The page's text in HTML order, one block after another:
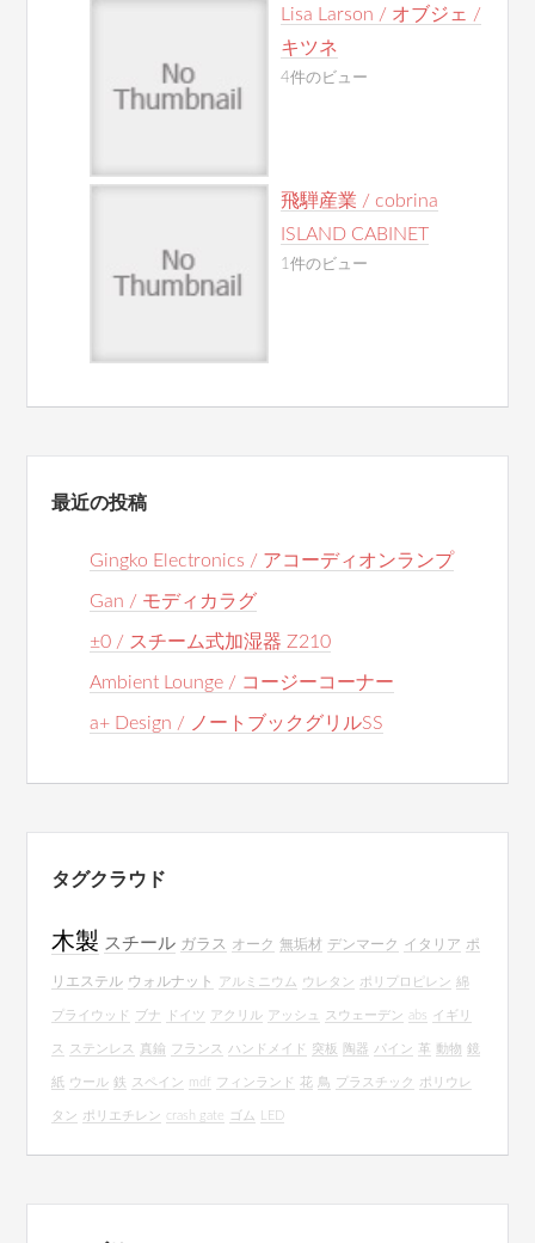
Lisa Larson / オブジェ /
キツネ
4件のビュー
飛騨産業 / cobrina
ISLAND CABINET
1件のビュー
最近の投稿
Gingko Electronics / アコーディオンランプ
Gan / モディカラグ
±0 / スチーム式加湿器 Z210
Ambient Lounge / コージーコーナー
a+ Design / ノートブックグリルSS
タグクラウド
木製 スチール ガラス オーク 無垢材 デンマーク イタリア ポ
リエステル ウォルナット アルミニウム ウレタン ポリプロピレン 綿
プライウッド ブナ ドイツ アクリル アッシュ スウェーデン abs イギリ
ス ステンレス 真鍮 フランス ハンドメイド 突板 陶器 パイン 革 動物 鏡
紙 ウール 鉄 スペイン mdf フィンランド 花 鳥 プラスチック ポリウレ
タン ポリエチレン crash gate ゴム LED